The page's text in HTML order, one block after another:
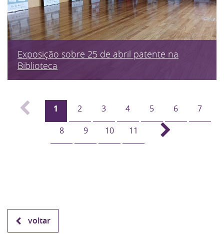
Exposição sobre 25 de abril patente na
Biblioteca
1 2 3 4 5 6
7
8
9 10 11
voltar